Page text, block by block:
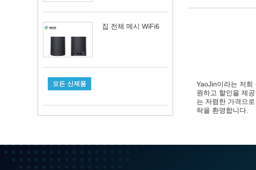
집 전체 메시 WiFi6
모든 신제품
YaoJin이라는 저희
원하고 할인을 제
는 저렴한 가격으
락을 환영합니다.